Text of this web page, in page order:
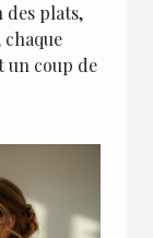
des plats,
chaque
un coup de